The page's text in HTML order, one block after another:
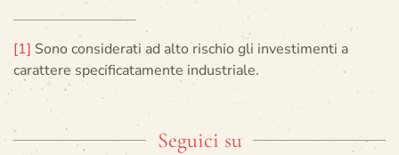
[1] Sono considerati ad alto rischio gli investimenti a
carattere specificatamente industriale.
Seguici su